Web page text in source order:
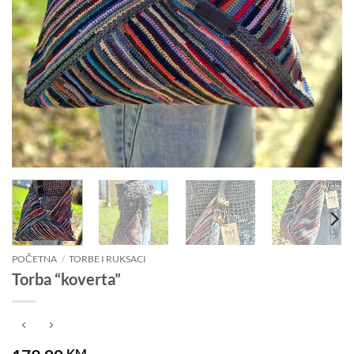
POČETNA / TORBE I RUKSACI
Torba “koverta”